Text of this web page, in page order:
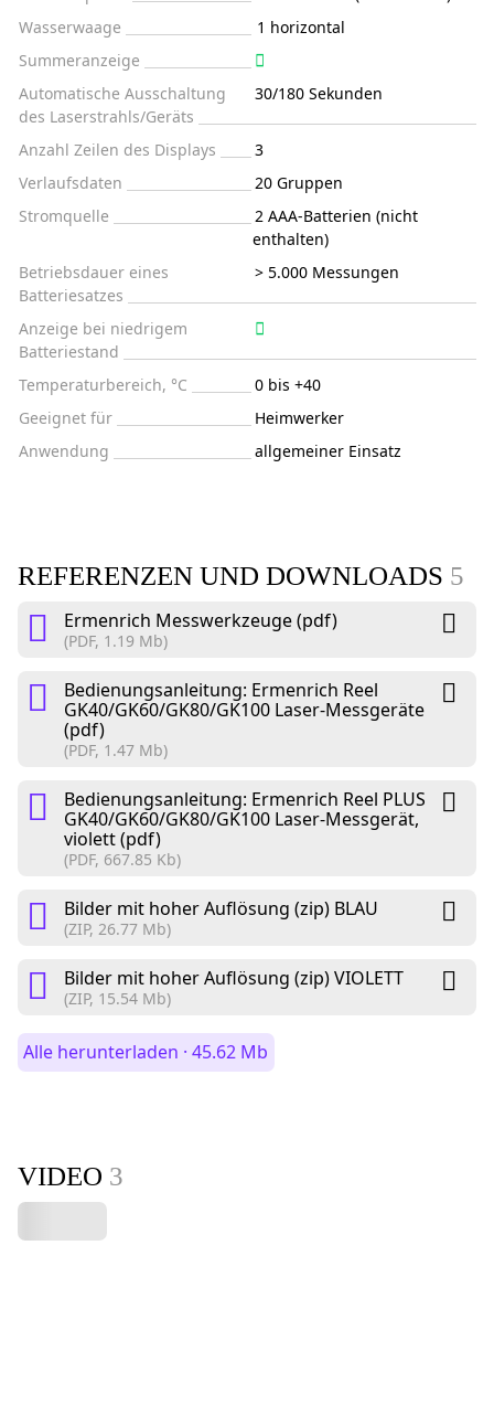
Wasserwaage
1 horizontal
Summeranzeige
Automatische Ausschaltung
des Laserstrahls/Geräts
30/180 Sekunden
Anzahl Zeilen des Displays
3
Verlaufsdaten
20 Gruppen
Stromquelle
2 AAA-Batterien (nicht
enthalten)
Betriebsdauer eines
Batteriesatzes
> 5.000 Messungen
Anzeige bei niedrigem
Batteriestand
Temperaturbereich, °C
0 bis +40
Geeignet für
Heimwerker
Anwendung
allgemeiner Einsatz
REFERENZEN UND DOWNLOADS 5
Ermenrich Messwerkzeuge (pdf)
(PDF, 1.19 Mb)
Bedienungsanleitung: Ermenrich Reel
GK40/GK60/GK80/GK100 Laser-Messgeräte
(pdf)
(PDF, 1.47 Mb)
Bedienungsanleitung: Ermenrich Reel PLUS
GK40/GK60/GK80/GK100 Laser-Messgerät,
violett (pdf)
(PDF, 667.85 Kb)
Bilder mit hoher Auflösung (zip) BLAU
(ZIP, 26.77 Mb)
Bilder mit hoher Auflösung (zip) VIOLETT
(ZIP, 15.54 Mb)
Alle herunterladen · 45.62 Mb
VIDEO 3